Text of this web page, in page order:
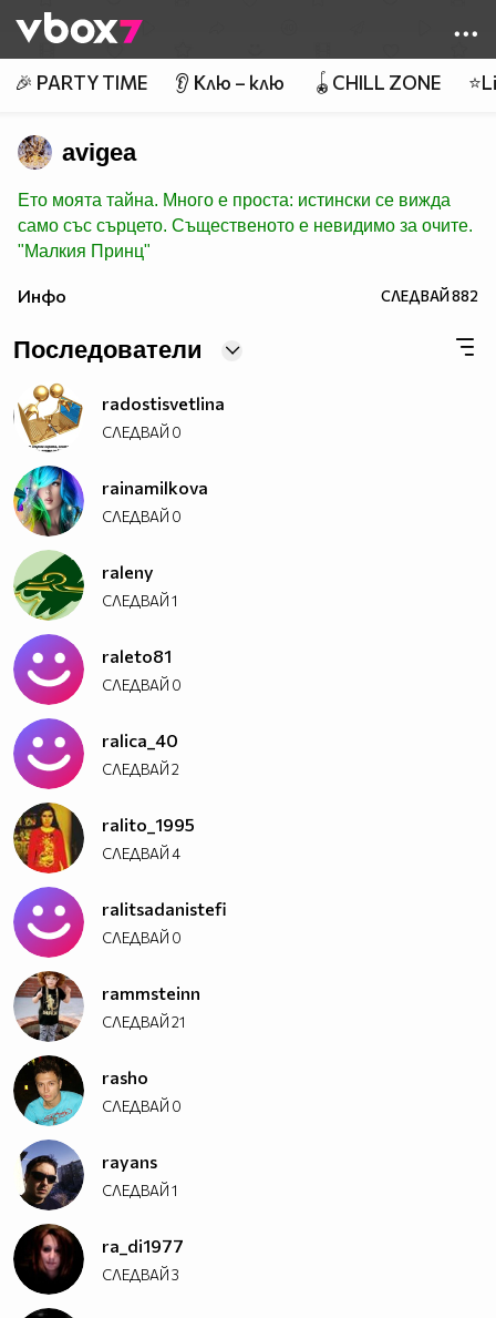
👾
🎉 PARTY TIME 👂 Клю – клю 🪀CHILL ZONE
avigea
Ето моята тайна. Много е проста: истински се вижда
само със сърцето. Същественото е невидимо за очите.
"Малкия Принц"
Инфо СЛЕДВАЙ882
Последователи
radostisvetlina
СЛЕДВАЙ 0
rainamilkova
СЛЕДВАЙ 0
raleny
СЛЕДВАЙ1
raleto81
СЛЕДВАЙ 0
ralica_40
СЛЕДВАЙ2
ralito_1995
СЛЕДВАЙ4
ralitsadanistefi
СЛЕДВАЙ 0
rammsteinn
СЛЕДВАЙ21
rasho
СЛЕДВАЙ 0
rayans
СЛЕДВАЙ1
ra_di1977
СЛЕДВАЙ3